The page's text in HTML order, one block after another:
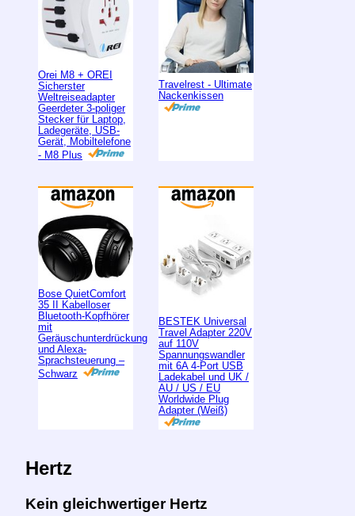
Orei M8 + OREI
Sicherster
Weltreiseadapter
Geerdeter 3-poliger
Stecker für Laptop,
Ladegeräte, USB-
Gerät, Mobiltelefone
- M8 Plus
Travelrest - Ultimate
Nackenkissen
Bose QuietComfort
35 II Kabelloser
Bluetooth-Kopfhörer
mit
Geräuschunterdrückung
und Alexa-
Sprachsteuerung –
Schwarz
BESTEK Universal
Travel Adapter 220V
auf 110V
Spannungswandler
mit 6A 4-Port USB
Ladekabel und UK /
AU / US / EU
Worldwide Plug
Adapter (Weiß)
Hertz
Kein gleichwertiger Hertz